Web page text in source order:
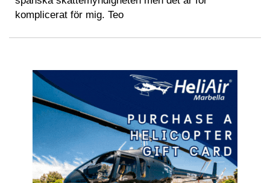
komplicerat för mig. Teo